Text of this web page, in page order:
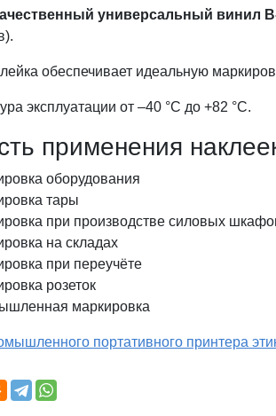
универсальный винил
обеспечивает идеальную
эксплуатации от –40 °C до +82 °С.
применения
оборудования
тары
при производстве силовых
на складах
при переучёте
розеток
маркировка
портативного принтера